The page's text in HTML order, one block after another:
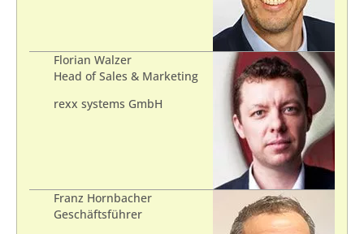
Florian Walzer
Head of Sales & Marketing
rexx systems GmbH
Franz Hornbacher
Geschäftsführer